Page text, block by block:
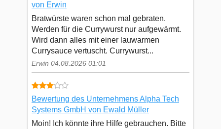
von Erwin
Bratwürste waren schon mal gebraten.
Werden für die Currywurst nur aufgewärmt.
Wird dann alles mit einer lauwarmen
Currysauce vertuscht. Currywurst...
Erwin 04.08.2026 01:01
Bewertung des Unternehmens Alpha Tech
Systems GmbH von Ewald Müller
Moin! Ich könnte ihre Hilfe gebrauchen. Bitte